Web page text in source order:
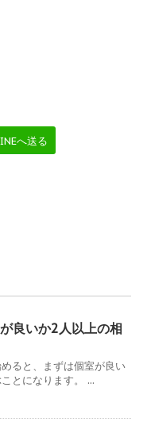
へ送る
良いか2人以上の相
ると、まずは個室が良い
とになります。 ...